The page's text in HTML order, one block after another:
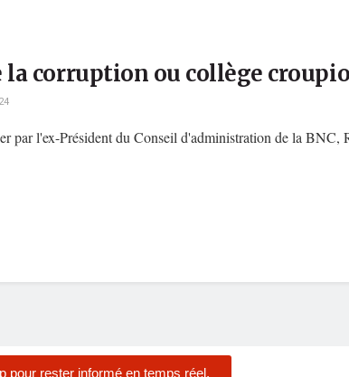
la corruption ou collège
par l'ex-Président du Conseil d'administration de la
pour rester informé en temps réel.